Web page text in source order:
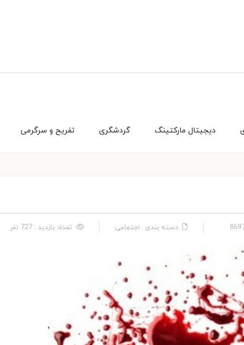
تفریح و سرگرمی گردشگری دیجیتال مارکتینگ
دسته بندی : اجتماعی تعداد بازدید : 727 نفر